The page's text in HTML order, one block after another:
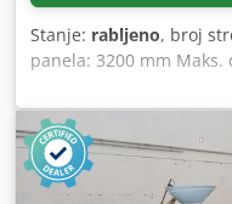
Stanje: rabljeno, broj
panela: 3200 mm
Hspfx Aqtsf Broj